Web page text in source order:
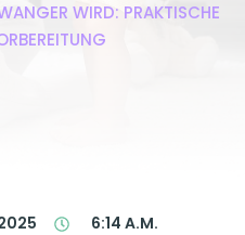
WIRD: PRAKTISCHE
6:14 A.M.